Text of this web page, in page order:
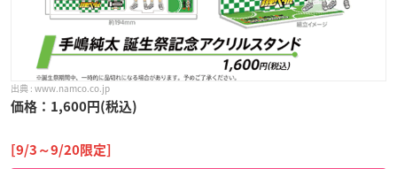
www.namco.co.jp
価格：1,600円(税込)
[9/3～9/20限定]